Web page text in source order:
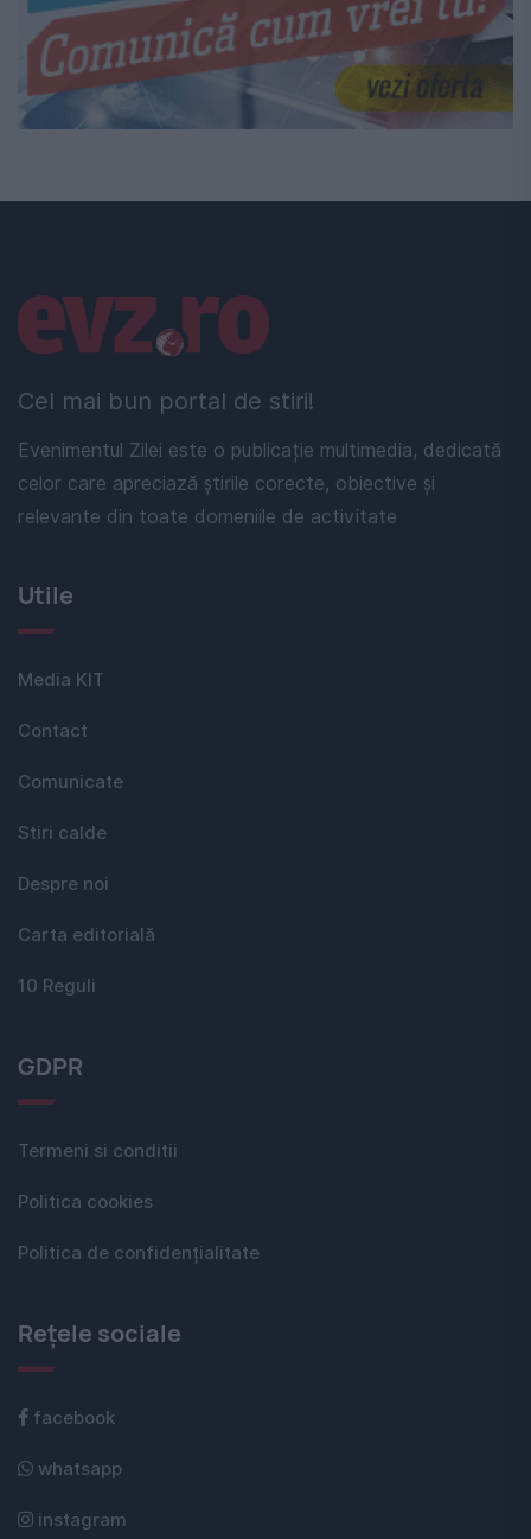
Cel mai bun portal de stiri!
Evenimentul Zilei este o publicație multimedia, dedicată
celor care apreciază știrile corecte, obiective și
relevante din toate domeniile de activitate
Linkuri utile
Utile
Media KIT
Contact
Comunicate
Stiri calde
Despre noi
Carta editorială
10 Reguli
GDPR
Termeni si conditii
Politica cookies
Politica de confidențialitate
Rețele sociale
facebook
whatsapp
instagram